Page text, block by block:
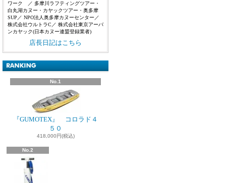
ワーク ／ 多摩川ラフティングツアー・
白丸湖カヌー・カヤックツアー・奥多摩
SUP／ NPO法人奥多摩カヌーセンター／
株式会社ウルトラC／ 株式会社東京アーバ
ンカヤック(日本カヌー連盟登録業者)
店長日記はこちら
No.1
『GUMOTEX』 コロラド４
５０
418,000円(税込)
No.2